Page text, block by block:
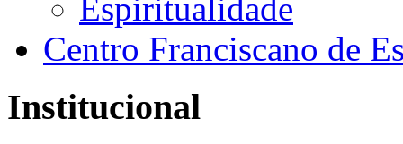
Espiritualidade
Centro Franciscano de
Institucional